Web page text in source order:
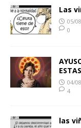
Las
05/
0
04/
4
las